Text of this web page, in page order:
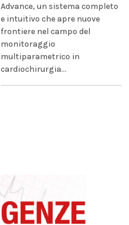
Advance, un sistema completo
e intuitivo che apre nuove
frontiere nel campo del
monitoraggio
multiparametrico in
cardiochirurgia...